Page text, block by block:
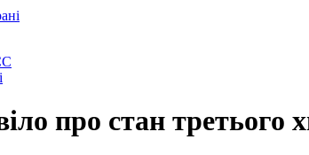
про стан третього